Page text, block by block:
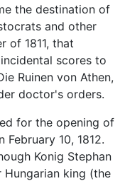
the destination of
and other
of 1811, that
scores to
Ruinen von Athen,
doctor's orders.
for the opening of
10, 1812.
Konig Stephan
king (the